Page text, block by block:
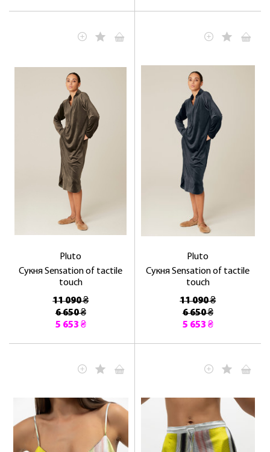
Pluto
Сукня Sensation of tactile
touch
11 090 ₴
6 650 ₴
5 653 ₴
Pluto
Сукня Sensation of tactile
touch
11 090 ₴
6 650 ₴
5 653 ₴